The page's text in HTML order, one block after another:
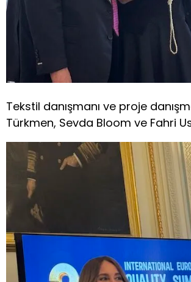
Tekstil danışmanı ve proje
Türkmen, Sevda Bloom ve Fahri